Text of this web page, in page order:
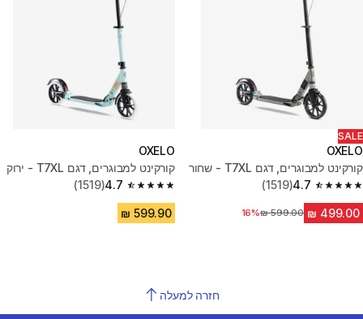
SALE
OXELO
קורקינט למבוגרים, דגם T7XL - שחור
4.7
4.7 out of 5 stars from 1519 reviews
(1519)
מחיר לפני הנחה
16%
OXELO
קורקינט למבוגרים, דגם T7XL - ירוק
4.7
4.7 out of 5 stars from 1519 reviews
(1519)
חזרה למעלה